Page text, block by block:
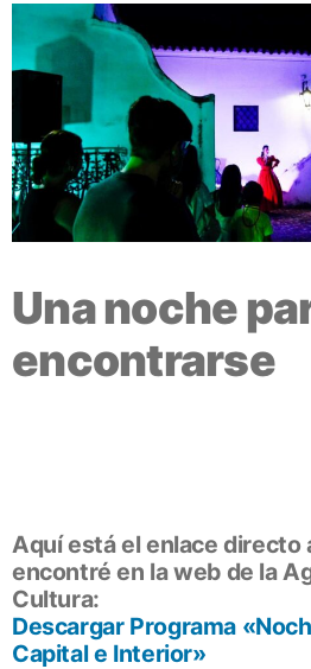
Una noche
encontrarse
Aquí está el enlace directo
encontré en la web de la
Cultura:
Descargar Programa
Capital e Interior»